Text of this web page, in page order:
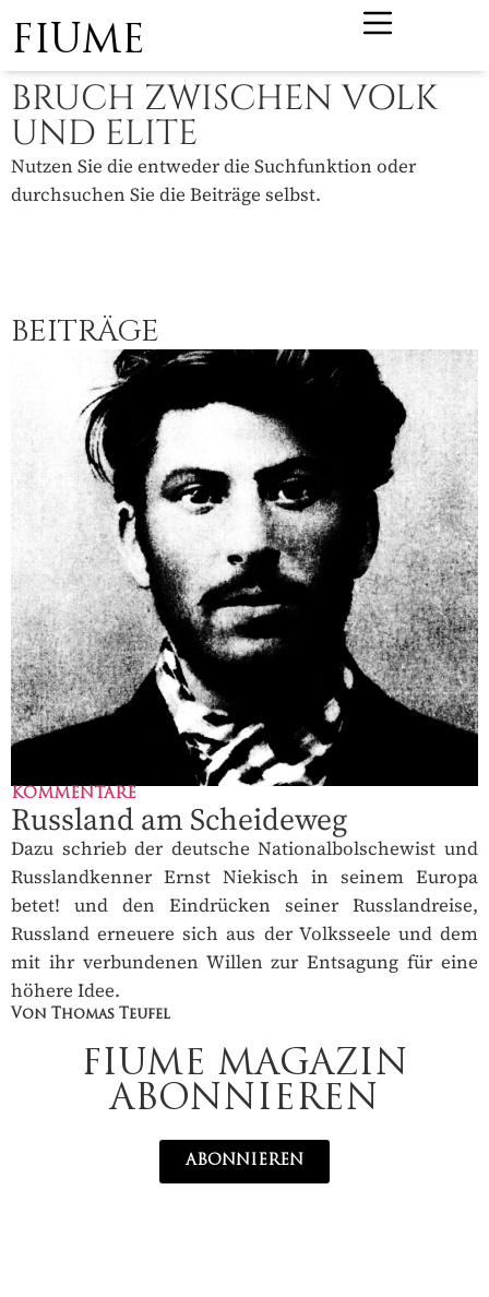
FIUME
BRUCH ZWISCHEN VOLK
UND ELITE
Nutzen Sie die entweder die Suchfunktion oder
durchsuchen Sie die Beiträge selbst.
BEITRÄGE
KOMMENTARE
Russland am Scheideweg
Dazu schrieb der deutsche Nationalbolschewist und
Russlandkenner Ernst Niekisch in seinem Europa
betet! und den Eindrücken seiner Russlandreise,
Russland erneuere sich aus der Volksseele und dem
mit ihr verbundenen Willen zur Entsagung für eine
höhere Idee.
Von Thomas Teufel
FIUME MAGAZIN
ABONNIEREN
ABONNIEREN